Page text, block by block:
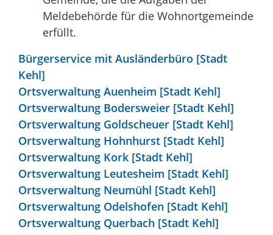
Meldebehörde für die Wohnortgemeinde
erfüllt.
Bürgerservice mit Ausländerbüro [Stadt
Kehl]
Ortsverwaltung Auenheim [Stadt Kehl]
Ortsverwaltung Bodersweier [Stadt Kehl]
Ortsverwaltung Goldscheuer [Stadt Kehl]
Ortsverwaltung Hohnhurst [Stadt Kehl]
Ortsverwaltung Kork [Stadt Kehl]
Ortsverwaltung Leutesheim [Stadt Kehl]
Ortsverwaltung Neumühl [Stadt Kehl]
Ortsverwaltung Odelshofen [Stadt Kehl]
Ortsverwaltung Querbach [Stadt Kehl]